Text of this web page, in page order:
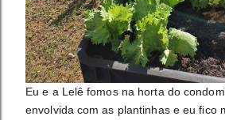
Eu e a Lelê fomos na horta do
envolvida com as plantinhas e eu fico